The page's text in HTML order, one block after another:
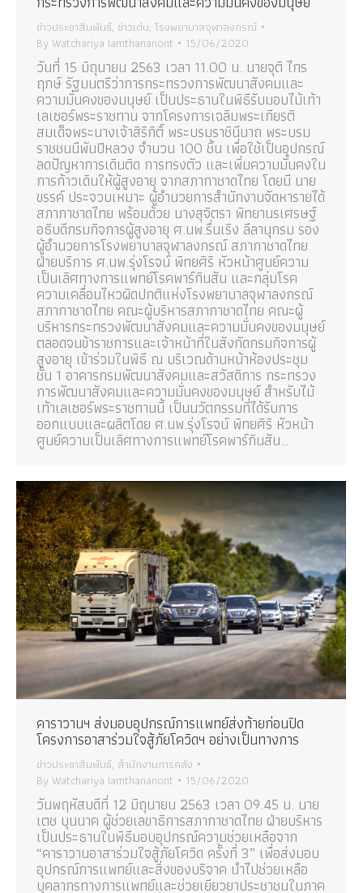
ข่าวประชาสัมพันธ์, ข่าวเด่น, โรงพยาบาลจุฬาลงกรณ์
By Watchariya Iamthananont 15/06/2020
วันที่ 15 มิถุนายน 2563 เวลา 11.00 น. นายจุติ ไกร
ฤกษ์ รัฐมนตรีว่าการกระทรวงการพัฒนาสังคมและ
ความมั่นคงของมนุษย์ เป็นประธานในพิธีรับมอบไม้เท้า
เลเซอร์พระราชทาน จากโครงการเฉลิมพระเกียรติ
สมเด็จพระนางเจ้าสิริกิติ์ พระบรมราชินีนาถ พระบรม
ราชชนนีพันปีหลวง จำนวน 100 ชิ้น เพื่อใช้เป็นอุปกรณ์
ลดปัญหาการเดินติด การทรงตัว และเพิ่มความมั่นคงใน
การก้าวเดินให้ผู้สูงอายุ จากสภากาชาดไทย โดยมี นาย
ขรรค์ ประจวบเหมาะ ผู้อำนวยการสำนักงานจัดหารายได้
สภากาชาดไทย พร้อมด้วย นางสุจิตรา พิทยานรเศรษฐ์
อธิบดีกรมกิจการผู้สูงอายุ ศ.นพ.รื่นเริง ลีลานุกรม รอง
ผู้อำนวยการโรงพยาบาลจุฬาลงกรณ์ สภากาชาดไทย
ฝ่ายบริการ ศ.นพ.รุ่งโรจน์ พิทยศิริ หัวหน้าศูนย์ความ
เป็นเลิศทางการแพทย์โรคพาร์กินสัน และกลุ่มโรค
ความเคลื่อนไหวผิดปกติแห่งโรงพยาบาลจุฬาลงกรณ์
สภากาชาดไทย คณะผู้บริหารสภากาชาดไทย คณะผู้
บริหารกระทรวงพัฒนาสังคมและความมั่นคงของมนุษย์
ตลอดจนข้าราชการและเจ้าหน้าที่ในสังกัดกรมกิจการผู้
สูงอายุ เข้าร่วมในพิธี ณ บริเวณด้านหน้าห้องประชุม
ชั้น 1 อาคารกรมพัฒนาสังคมและสวัสดิการ กระทรวง
การพัฒนาสังคมและความมั่นคงของมนุษย์ สำหรับไม้
เท้าเลเซอร์พระราชทานนี้ เป็นนวัตกรรมที่ได้รับการ
ออกแบบและผลิตโดย ศ.นพ.รุ่งโรจน์ พิทยศิริ หัวหน้า
ศูนย์ความเป็นเลิศทางการแพทย์โรคพาร์กินสัน…
คาราวานฯ ส่งมอบอุปกรณ์การแพทย์ส่งท้ายก่อนปิด
โครงการอาสาร่วมใจสู้ภัยโควิดฯ อย่างเป็นทางการ
ข่าวประชาสัมพันธ์, สำนักงานการคลัง
By Watchariya Iamthananont 15/06/2020
วันพฤหัสบดีที่ 12 มิถุนายน 2563 เวลา 09.45 น. นาย
เตช บุนนาค ผู้ช่วยเลขาธิการสภากาชาดไทย ฝ่ายบริหาร
เป็นประธานในพิธีมอบอุปกรณ์ความช่วยเหลือจาก
“คาราวานอาสาร่วมใจสู้ภัยโควิด ครั้งที่ 3” เพื่อส่งมอบ
อุปกรณ์การแพทย์และสิ่งของบริจาค นำไปช่วยเหลือ
บุคลากรทางการแพทย์และช่วยเยียวยาประชาชนในภาค